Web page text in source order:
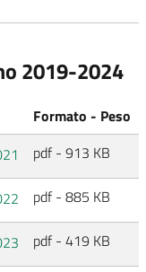
2019-2024
Formato - Peso
pdf - 913 KB
pdf - 885 KB
pdf - 419 KB